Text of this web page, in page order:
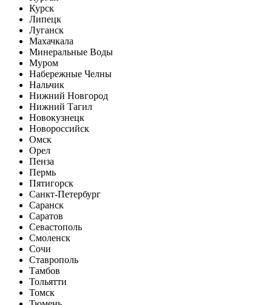
Курск
Липецк
Луганск
Махачкала
Минеральные Воды
Муром
Набережные Челны
Нальчик
Нижний Новгород
Нижний Тагил
Новокузнецк
Новороссийск
Омск
Орел
Пенза
Пермь
Пятигорск
Санкт-Петербург
Саранск
Саратов
Севастополь
Смоленск
Сочи
Ставрополь
Тамбов
Тольятти
Томск